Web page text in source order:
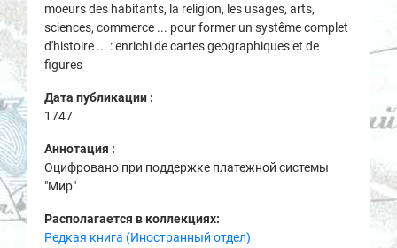
moeurs des habitants, la religion, les usages, arts,
sciences, commerce ... pour former un systême complet
d'histoire ... : enrichi de cartes geographiques et de
figures
Дата публикации :
1747
Аннотация :
Оцифровано при поддержке платежной системы
"Мир"
Располагается в коллекциях:
Редкая книга (Иностранный отдел)